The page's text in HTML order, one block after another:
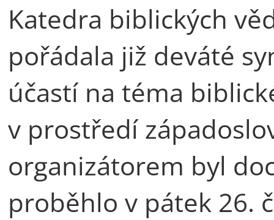
Katedra biblických
pořádala již deváté
účastí na téma
v prostředí
organizátorem byl
proběhlo v pátek 26.